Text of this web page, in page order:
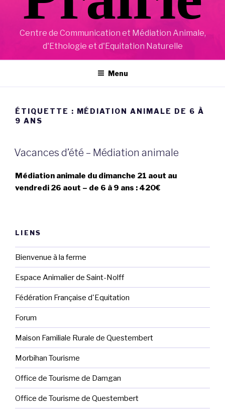
Centre de Communication et Médiation Animale,
d'Ethologie et d'Equitation Naturelle
Menu
ÉTIQUETTE : MÉDIATION ANIMALE DE 6 À
9 ANS
Vacances d’été – Médiation animale
Médiation animale du dimanche 21 aout au
vendredi 26 aout – de 6 à 9 ans : 420€
LIENS
Bienvenue à la ferme
Espace Animalier de Saint-Nolff
Fédération Française d'Equitation
Forum
Maison Familiale Rurale de Questembert
Morbihan Tourisme
Office de Tourisme de Damgan
Office de Tourisme de Questembert